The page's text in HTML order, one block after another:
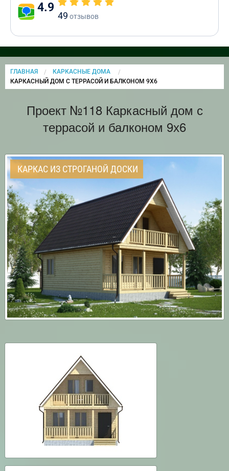
4.9
49 отзывов
ГЛАВНАЯ
КАРКАСНЫЕ ДОМА
CURRENT:
КАРКАСНЫЙ ДОМ С ТЕРРАСОЙ И БАЛКОНОМ 9Х6
Проект №118 Каркасный дом с
террасой и балконом 9х6
КАРКАС ИЗ СТРОГАНОЙ ДОСКИ